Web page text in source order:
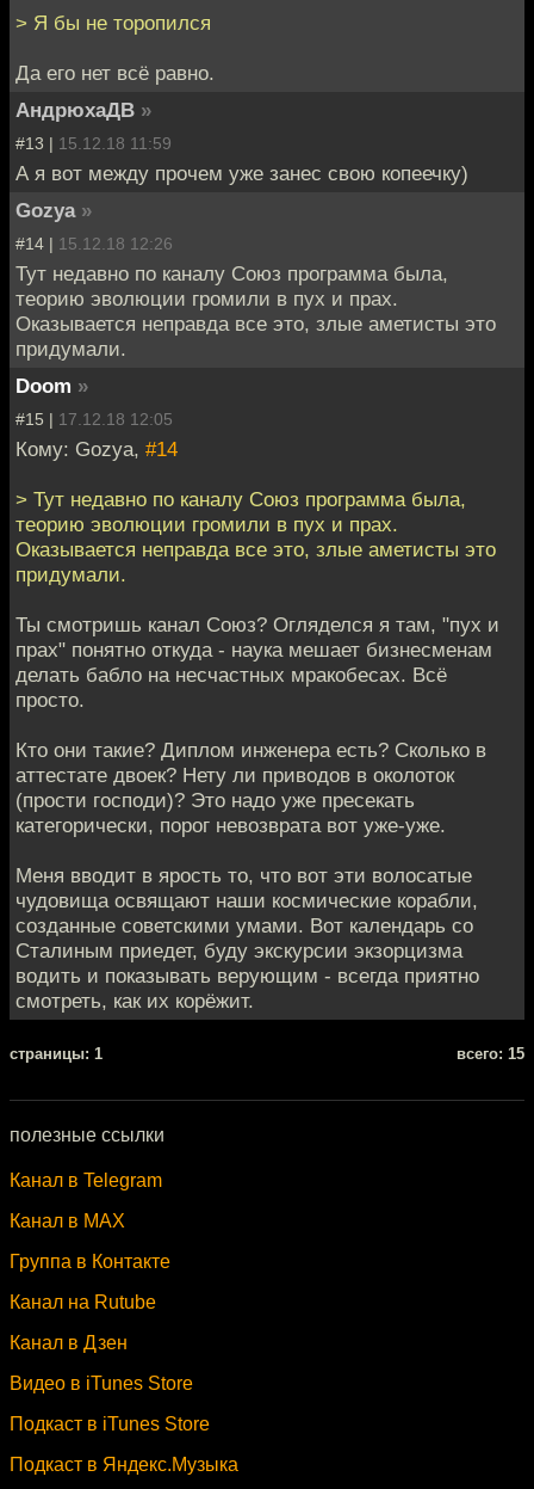
> Я бы не торопился
Да его нет всё равно.
АндрюхаДВ »
#13 | 15.12.18 11:59
А я вот между прочем уже занес свою копеечку)
Gozya »
#14 | 15.12.18 12:26
Тут недавно по каналу Союз программа была,
теорию эволюции громили в пух и прах.
Оказывается неправда все это, злые аметисты это
придумали.
Doom »
#15 | 17.12.18 12:05
Кому: Gozya, #14
> Тут недавно по каналу Союз программа была,
теорию эволюции громили в пух и прах.
Оказывается неправда все это, злые аметисты это
придумали.
Ты смотришь канал Союз? Огляделся я там, "пух и
прах" понятно откуда - наука мешает бизнесменам
делать бабло на несчастных мракобесах. Всё
просто.
Кто они такие? Диплом инженера есть? Сколько в
аттестате двоек? Нету ли приводов в околоток
(прости господи)? Это надо уже пресекать
категорически, порог невозврата вот уже-уже.
Меня вводит в ярость то, что вот эти волосатые
чудовища освящают наши космические корабли,
созданные советскими умами. Вот календарь со
Сталиным приедет, буду экскурсии экзорцизма
водить и показывать верующим - всегда приятно
смотреть, как их корёжит.
cтраницы: 1 всего: 15
полезные ссылки
Канал в Telegram
Канал в MAX
Группа в Контакте
Канал на Rutube
Канал в Дзен
Видео в iTunes Store
Подкаст в iTunes Store
Подкаст в Яндекс.Музыка